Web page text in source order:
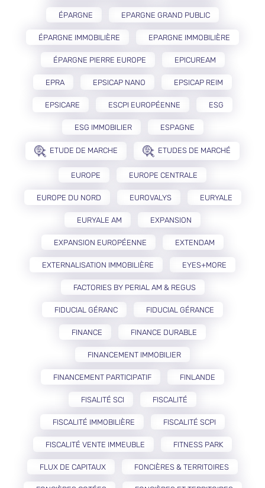
ÉPARGNE EPARGNE GRAND PUBLIC
ÉPARGNE IMMOBILIÈRE EPARGNE IMMOBILIÈRE
ÉPARGNE PIERRE EUROPE EPICUREAM
EPRA EPSICAP NANO EPSICAP REIM
EPSICARE ESCPI EUROPÉENNE ESG
ESG IMMOBILIER ESPAGNE
ETUDE DE MARCHE ETUDES DE MARCHÉ
EUROPE EUROPE CENTRALE
EUROPE DU NORD EUROVALYS EURYALE
EURYALE AM EXPANSION
EXPANSION EUROPÉENNE EXTENDAM
EXTERNALISATION IMMOBILIÈRE EYES+MORE
FACTORIES BY PERIAL AM & REGUS
FIDUCIAL GÉRANC FIDUCIAL GÉRANCE
FINANCE FINANCE DURABLE
FINANCEMENT IMMOBILIER
FINANCEMENT PARTICIPATIF FINLANDE
FISALITÉ SCI FISCALITÉ
FISCALITÉ IMMOBILIÈRE FISCALITÉ SCPI
FISCALITÉ VENTE IMMEUBLE FITNESS PARK
FLUX DE CAPITAUX FONCIÈRES & TERRITOIRES